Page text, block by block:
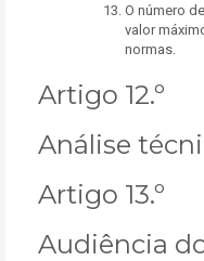
O número
valor
normas.
Artigo 12.º
Análise
Artigo 13.º
Audiência